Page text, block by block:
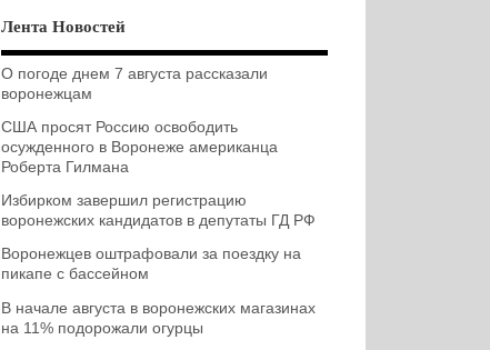
Лента Новостей
О погоде днем 7 августа рассказали
воронежцам
США просят Россию освободить
осужденного в Воронеже американца
Роберта Гилмана
Избирком завершил регистрацию
воронежских кандидатов в депутаты ГД РФ
Воронежцев оштрафовали за поездку на
пикапе с бассейном
В начале августа в воронежских магазинах
на 11% подорожали огурцы